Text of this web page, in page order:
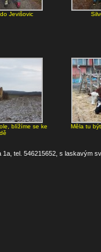
Jevišovic
blížíme se ke
Měla tu
tel. 546215652, s laskavým